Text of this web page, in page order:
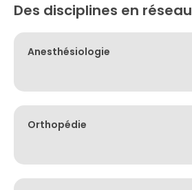
Des disciplines en réseau
Anesthésiologie
Orthopédie